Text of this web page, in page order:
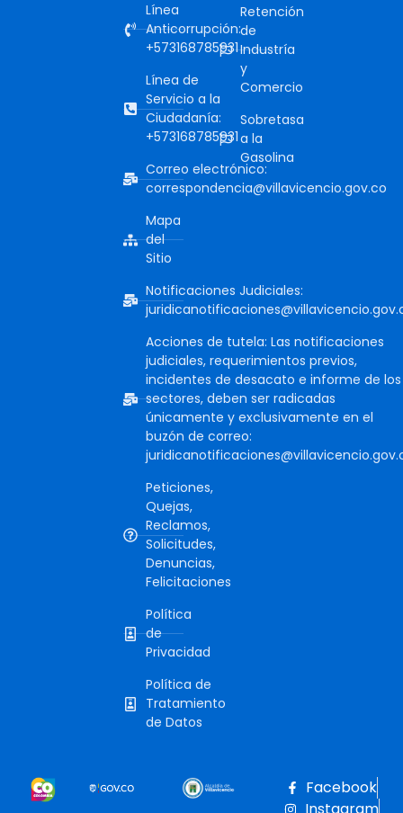
Línea
Anticorrupción:
+573168785931
Línea de
Servicio a la
Ciudadanía:
+573168785931
Correo electrónico:
correspondencia@villavicencio.gov.co
Mapa
del
Sitio
Notificaciones Judiciales:
Acciones de tutela: Las notificaciones
judiciales, requerimientos previos,
incidentes de desacato e informe de los
sectores, deben ser radicadas
únicamente y exclusivamente en el
buzón de correo:
Peticiones,
Quejas,
Reclamos,
Solicitudes,
Denuncias,
Felicitaciones
Política
de
Privacidad
Política de
Tratamiento
de Datos
Retención
de
Industría
y
Comercio
Sobretasa
a la
Gasolina
Facebook